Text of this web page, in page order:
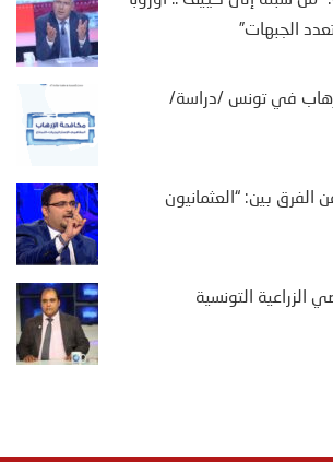
الجبهات”
في تونس /دراسة/
بين: “العثمانيون
الزراعية التونسية